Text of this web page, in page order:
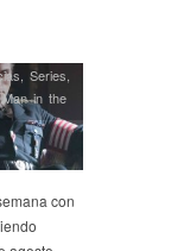
, Series,
in the
con